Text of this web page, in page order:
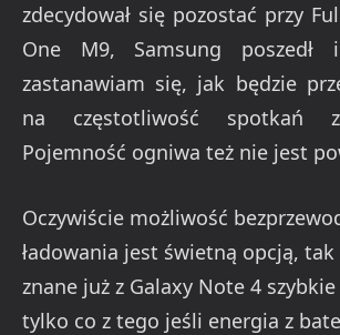
zdecydował się pozostać przy
One M9, Samsung
zastanawiam się, jak będzie
na częstotliwość spotkań z
Pojemność ogniwa też nie jest
Oczywiście możliwość
ładowania jest świetną opcją,
znane już z Galaxy Note 4 szybkie
tylko co z tego jeśli energia z